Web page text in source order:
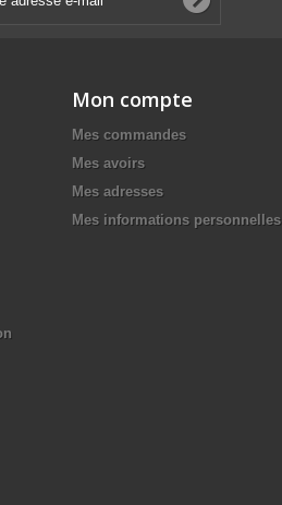
Mon compte
Mes commandes
Mes avoirs
Mes adresses
Mes informations personnelles